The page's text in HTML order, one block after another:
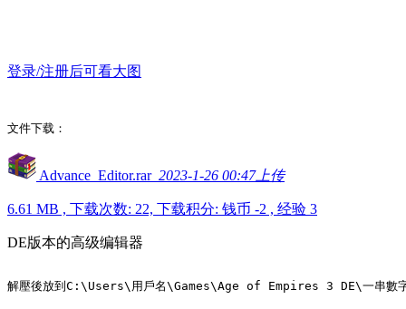
登录/注册后可看大图
文件下载：
Advance_Editor.rar 2023-1-26 00:47上传
6.61 MB , 下载次数: 22, 下载积分: 钱币 -2 , 经验 3
DE版本的高级编辑器
解壓後放到C:\Users\用戶名\Games\Age of Empires 3 DE\一串